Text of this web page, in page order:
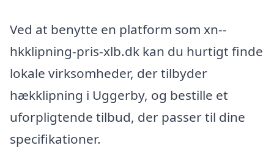
Ved at benytte en platform som xn--
hkklipning-pris-xlb.dk kan du hurtigt finde
lokale virksomheder, der tilbyder
hækklipning i Uggerby, og bestille et
uforpligtende tilbud, der passer til dine
specifikationer.